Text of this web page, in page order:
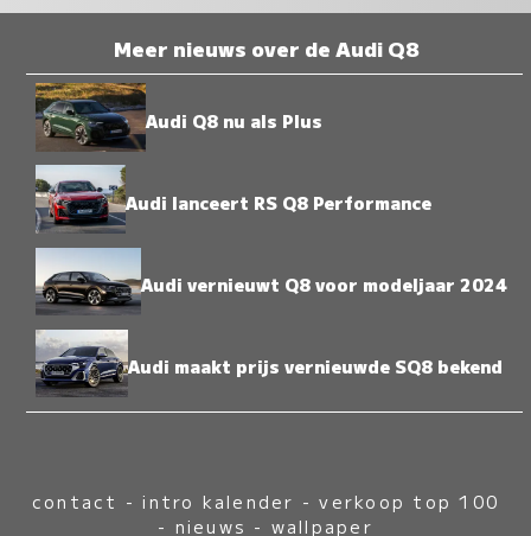
Meer nieuws over de Audi Q8
Audi Q8 nu als Plus
Audi lanceert RS Q8 Performance
Audi vernieuwt Q8 voor modeljaar 2024
Audi maakt prijs vernieuwde SQ8 bekend
contact -intro kalender -verkoop top 100
- nieuws - wallpaper